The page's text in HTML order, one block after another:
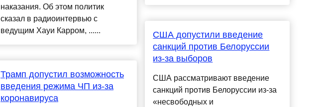
наказания. Об этом политик
сказал в радиоинтервью с
ведущим Хауи Карром, ......
Трамп допустил возможность
введения режима ЧП из-за
коронавируса
США допустили введение
санкций против Белоруссии
из-за выборов
США рассматривают введение
санкций против Белоруссии из-за
«несвободных и